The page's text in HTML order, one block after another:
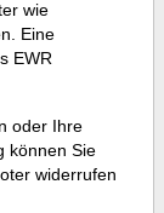
wie
Eine
EWR
oder Ihre
können Sie
widerrufen